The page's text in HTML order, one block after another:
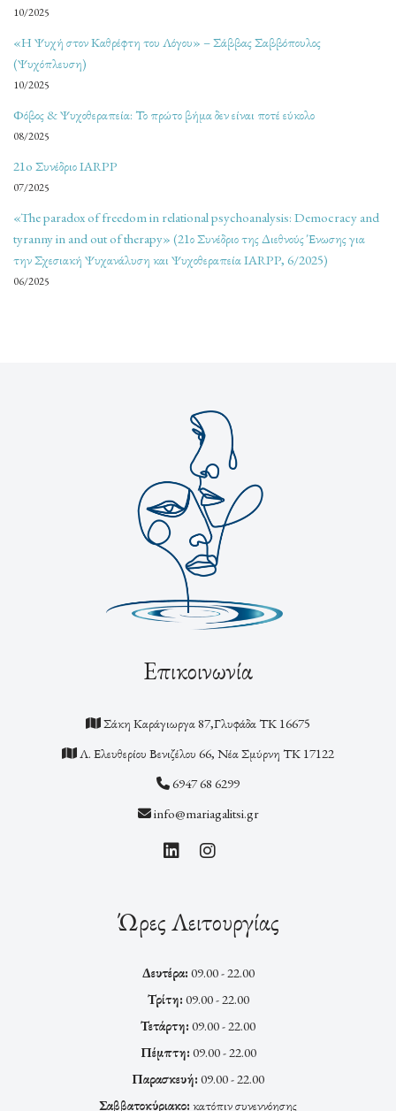
10/2025
«Η Ψυχή στον Καθρέφτη του Λόγου» – Σάββας Σαββόπουλος
(Ψυχόπλευση)
10/2025
Φόβος & Ψυχοθεραπεία: Το πρώτο βήμα δεν είναι ποτέ εύκολο
08/2025
21o Συνέδριο IARPP
07/2025
«The paradox of freedom in relational psychoanalysis: Democracy and
tyranny in and out of therapy» (21ο Συνέδριο της Διεθνούς Ένωσης για
την Σχεσιακή Ψυχανάλυση και Ψυχοθεραπεία IARPP, 6/2025)
06/2025
Επικοινωνία
Σάκη Καράγιωργα 87,Γλυφάδα ΤΚ 16675
Λ. Ελευθερίου Βενιζέλου 66, Νέα Σμύρνη ΤΚ 17122
6947 68 6299
info@mariagalitsi.gr
Ώρες Λειτουργίας
Δευτέρα: 09.00 - 22.00
Τρίτη: 09.00 - 22.00
Τετάρτη: 09.00 - 22.00
Πέμπτη: 09.00 - 22.00
Παρασκευή: 09.00 - 22.00
Σαββατοκύριακο: κατόπιν συνεννόησης